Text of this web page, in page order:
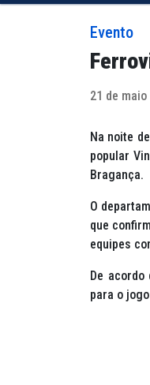
Evento
21 de maio
Na noite
popular
Bragança.
O
que
equipes
De
para o